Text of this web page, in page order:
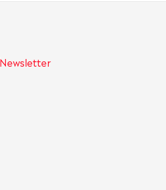
Newsletter